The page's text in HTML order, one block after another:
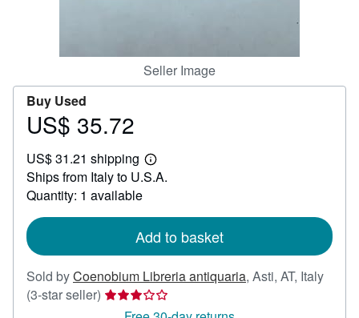
Seller Image
Buy Used
Price
35.72
US$ 35.72
US$ 31.21 shipping
Learn
more
Ships from Italy to U.S.A.
Quantity: 1 available
Add to basket
Sold byCoenobium Libreria antiquaria, Asti, AT, Italy
(3-star seller) Seller
rating